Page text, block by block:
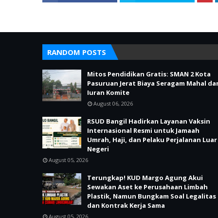
RANDOM POSTS
Mitos Pendidikan Gratis: SMAN 2 Kota
Pasuruan Jerat Biaya Seragam Mahal
Iuran Komite
August 06, 2026
RSUD Bangil Hadirkan Layanan Vaksin
Internasional Resmi untuk Jamaah
Umrah, Haji, dan Pelaku Perjalanan Luar
Negeri
August 05, 2026
Terungkap! KUD Margo Agung Akui
Sewakan Aset ke Perusahaan Limbah
Plastik, Namun Bungkam Soal Legalitas
dan Kontrak Kerja Sama
August 05, 2026